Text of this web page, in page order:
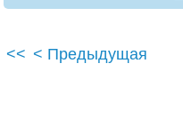
<< < Предыдущая